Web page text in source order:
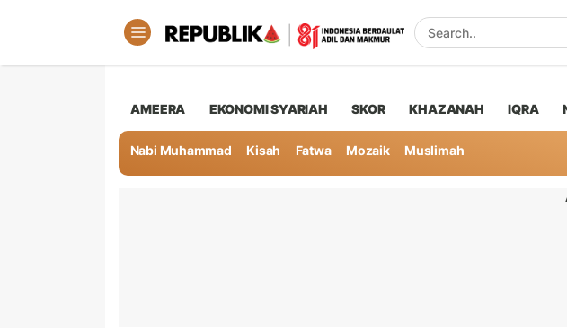
AMEERA EKONOMI SYARIAH SKOR KHAZANAH IQRA
Nabi Muhammad Kisah Fatwa Mozaik Muslimah